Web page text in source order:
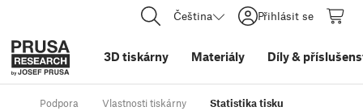
Čeština Přihlásit se
3D tiskárny Materiály Díly&
Podpora Vlastnosti tiskárny Statistika tisku